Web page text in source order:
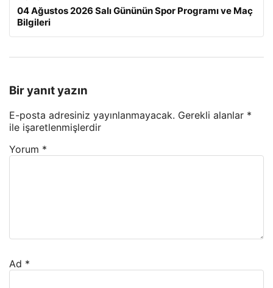
04 Ağustos 2026 Salı Gününün Spor Programı ve Maç
Bilgileri
Bir yanıt yazın
E-posta adresiniz yayınlanmayacak. Gerekli alanlar *
ile işaretlenmişlerdir
Yorum *
Ad *